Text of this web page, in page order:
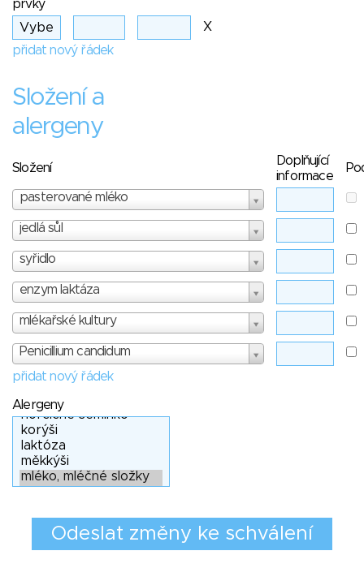
prvky
X
přidat nový řádek
Složení a
alergeny
Složení
Doplňující
informace
pasterované mléko
jedlá sůl
syřidlo
enzym laktáza
mlékařské kultury
Penicillium candidum
přidat nový řádek
Alergeny